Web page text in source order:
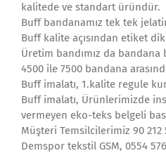
kalitede ve standart üründür.
Buff bandanamız tek tek
Buff kalite açısından etiket
Üretim bandımız da
4500 ile 7500 bandana
Buff imalatı, 1.kalite regule
Buff imalatı, Ürünlerimizde
vermeyen eko-teks belgeli
Müşteri Temsilcilerimiz 90 212
Demspor tekstil GSM, 0554